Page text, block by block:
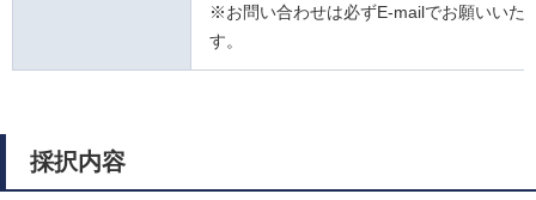
※お問い合わせは必ずE-mailでお願いいた
す。
採択内容